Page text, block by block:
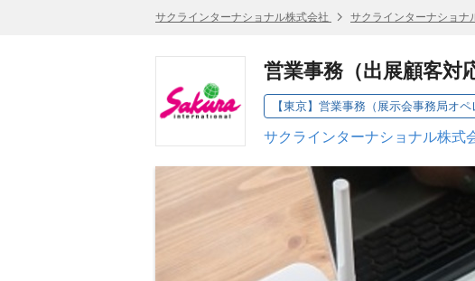
サクラインターナショナル株式会社 サクラインターナショナ
営業事務（出展顧客対
【東京】営業事務（展示会事務局オペ
サクラインターナショナル株式